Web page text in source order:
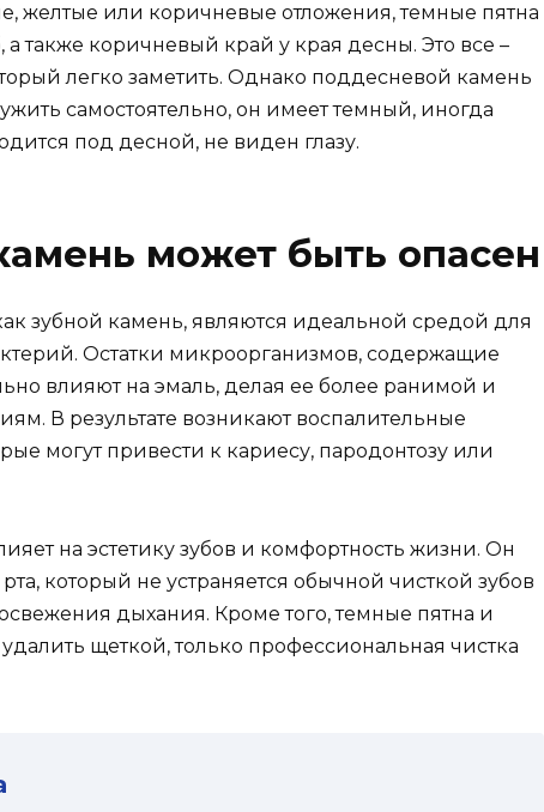
желтые или коричневые отложения, темные пятна
также коричневый край у края десны. Это все –
легко заметить. Однако поддесневой камень
самостоятельно, он имеет темный, иногда
под десной, не виден глазу.
может быть опасен
зубной камень, являются идеальной средой для
Остатки микроорганизмов, содержащие
влияют на эмаль, делая ее более ранимой и
В результате возникают воспалительные
могут привести к кариесу, пародонтозу или
на эстетику зубов и комфортность жизни. Он
который не устраняется обычной чисткой зубов
дыхания. Кроме того, темные пятна и
щеткой, только профессиональная чистка